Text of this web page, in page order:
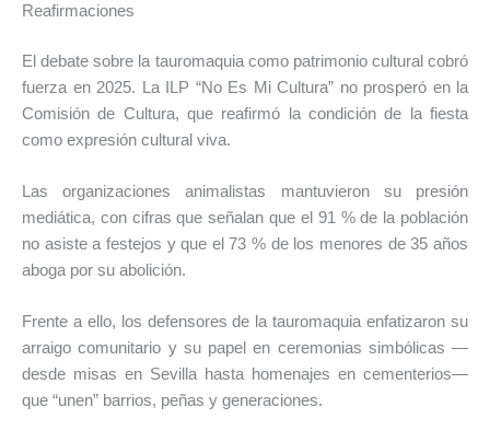
Reafirmaciones
El debate sobre la tauromaquia como patrimonio cultural cobró
fuerza en 2025. La ILP “No Es Mi Cultura” no prosperó en la
Comisión de Cultura, que reafirmó la condición de la fiesta
como expresión cultural viva.
Las organizaciones animalistas mantuvieron su presión
mediática, con cifras que señalan que el 91 % de la población
no asiste a festejos y que el 73 % de los menores de 35 años
aboga por su abolición.
Frente a ello, los defensores de la tauromaquia enfatizaron su
arraigo comunitario y su papel en ceremonias simbólicas —
desde misas en Sevilla hasta homenajes en cementerios—
que “unen” barrios, peñas y generaciones.